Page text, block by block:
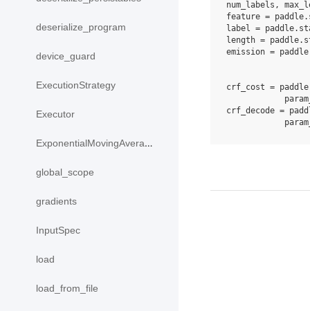
deserialize_program
device_guard
ExecutionStrategy
Executor
ExponentialMovingAverage
global_scope
gradients
InputSpec
load
load_from_file
num_labels ,
feature = paddle.
label = paddle.
length = paddle.
emission = paddle
crf_cost = paddle
crf_decode =